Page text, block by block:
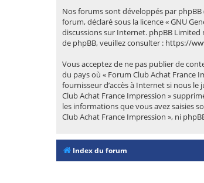
Nos forums sont développés par phpBB
forum, déclaré sous la licence «GNU
discussions sur Internet. phpBB Limited
de phpBB, veuillez consulter : https://
Vous acceptez de ne pas publier de
du pays où « Forum Club Achat France
fournisseur d’accès à Internet si nous
Club Achat France Impression »
les informations que vous avez saisies
Club Achat France Impression », ni
Index du forum